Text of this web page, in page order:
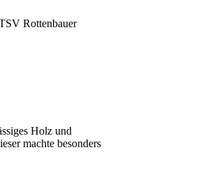
Rottenbauer
Holz und
machte besonders